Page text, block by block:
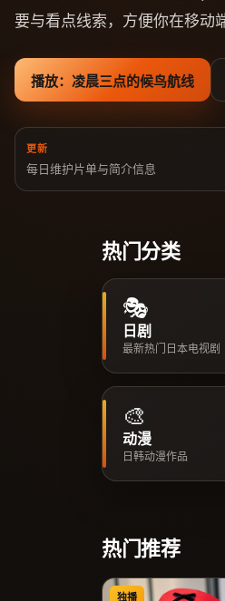
要与看点线索，方便你在移动
播放： 凌晨三点的候鸟航线
更新
每日维护片单与简介信息
热门分类
🎭
日剧
最新热门日本电视剧
🎨
动漫
日韩动漫作品
热门推荐
独播